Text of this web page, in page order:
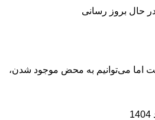
حال بروز رسانی
اما می‌توانیم به محض موجود شدن،